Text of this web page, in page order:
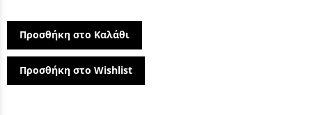
Προσθήκη στο Καλάθι
Προσθήκη στο Wishlist